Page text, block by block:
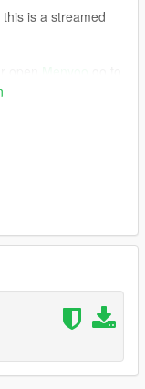
is a streamed
Menyoo
write in
models/zzz-wise-